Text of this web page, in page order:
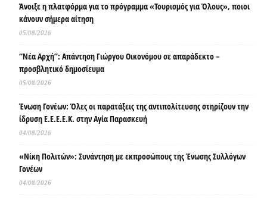
Άνοιξε η πλατφόρμα για το πρόγραμμα «Τουρισμός για Όλους», ποιοι
κάνουν σήμερα αίτηση
05/08/2026
“Νέα Αρχή”: Απάντηση Γιώργου Οικονόμου σε απαράδεκτο –
προσβλητικό δημοσίευμα
05/08/2026
Ένωση Γονέων: Όλες οι παρατάξεις της αντιπολίτευσης στηρίζουν την
ίδρυση Ε.Ε.Ε.Ε.Κ. στην Αγία Παρασκευή
04/08/2026
«Νίκη Πολιτών»: Συνάντηση με εκπροσώπους της Ένωσης Συλλόγων
Γονέων
04/08/2026